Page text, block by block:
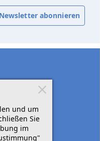
Newsletter abonnieren
und um
Sie
im